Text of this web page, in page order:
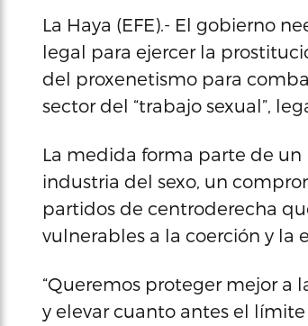
La Haya (EFE).- El gobierno
legal para ejercer la
del proxenetismo para
sector del “trabajo sexual”,
La medida forma parte de
industria del sexo, un
partidos de centroderecha
vulnerables a la coerción y la
“Queremos proteger mejor a
y elevar cuanto antes el